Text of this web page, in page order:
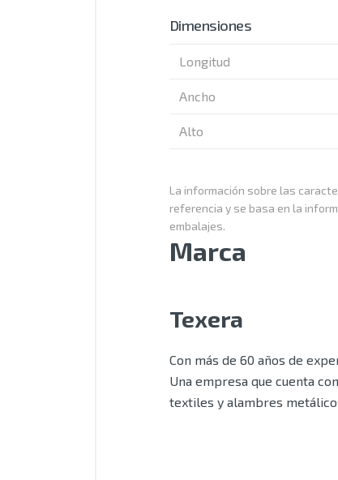
Dimensiones
Longitud
Ancho
Alto
La información sobre las
referencia y se basa en la
embalajes.
Marca
Texera
Con más de 60 años de
Una empresa que cuenta
textiles y alambres